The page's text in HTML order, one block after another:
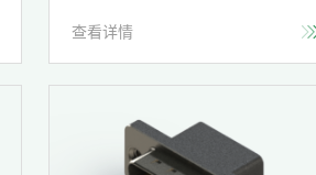
查看详情